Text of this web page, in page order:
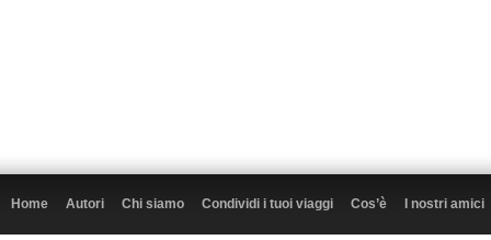
Home Autori Chi siamo Condividi i tuoi viaggi Cos’è I nostri amici